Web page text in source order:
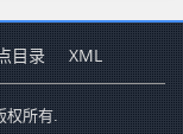
目录 XML
权所有.